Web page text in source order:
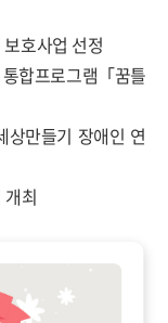
호사업 선정
합프로그램「꿈틀
만들기 장애인 연
최